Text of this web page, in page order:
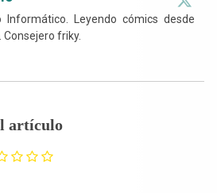
Informático. Leyendo cómics desde
Consejero friky.
artículo